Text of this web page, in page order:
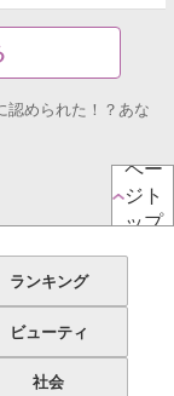
認められた！？あな
ペー
ジト
ップ
ランキング
ビューティ
社会